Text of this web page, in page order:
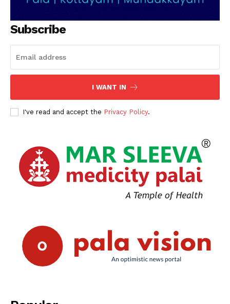
Subscribe
I WANT IN
I've read and accept the Privacy Policy.